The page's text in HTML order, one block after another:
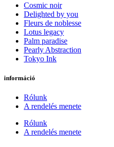
Cosmic noir
Delighted by you
Fleurs de noblesse
Lotus legacy
Palm paradise
Pearly Abstraction
Tokyo Ink
információ
Rólunk
A rendelés menete
Rólunk
A rendelés menete